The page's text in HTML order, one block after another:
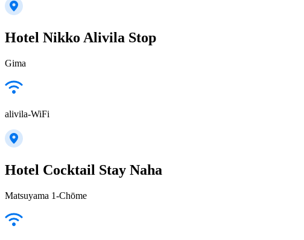
Hotel Nikko Alivila Stop
Gima
alivila-WiFi
Hotel Cocktail Stay Naha
Matsuyama 1-Chōme